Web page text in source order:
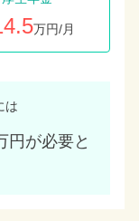
万円/月
は
円が必要と